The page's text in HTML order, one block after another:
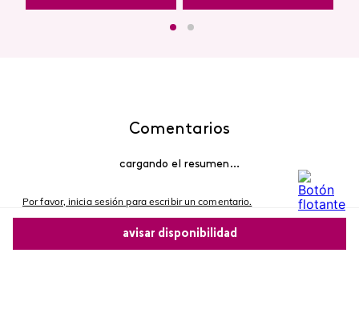
avisar disponibilidad
Comentarios
cargando el resumen…
Por favor, inicia sesión para escribir un comentario.